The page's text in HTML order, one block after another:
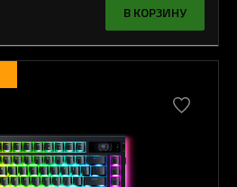
В КОРЗИНУ